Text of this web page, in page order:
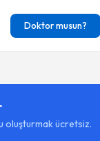
Doktor musun?
ücretsiz.